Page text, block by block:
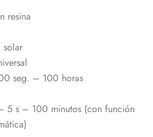
resina
solar
seg. – 100 horas
5 s – 100 minutos (con función